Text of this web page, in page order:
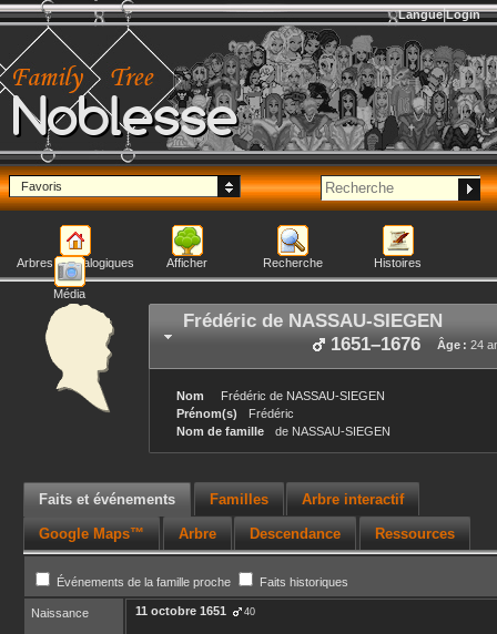
Noblesse
Langue Login
Favoris
Arbres généalogiques Afficher Recherche Histoires
Média
Frédéric de NASSAU-SIEGEN
Âge : 24
1651–1676
Nom Frédéric de NASSAU-SIEGEN
Prénom(s)
Frédéric
Nom de famille
de NASSAU-SIEGEN
Faits et événements Familles Arbre interactif
Google Maps™ Arbre Descendance Ressources
Événements de la famille proche Faits historiques
Naissance 11 octobre 1651 40